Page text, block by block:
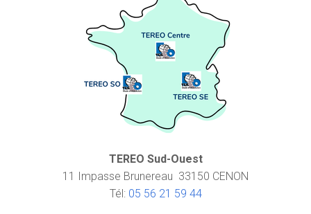
TEREO Sud-Ouest
11 Impasse Brunereau 33150 CENON
Tél: 05 56 21 59 44